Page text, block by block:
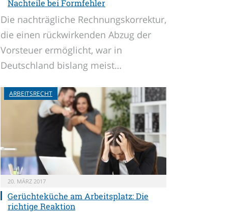
Nachteile bei Formfehler
Die nachträgliche Rechnungskorrektur,
die einen rückwirkenden Abzug der
Vorsteuer ermöglicht, war in
Deutschland bislang meist…
ARBEITSRECHT
20. MÄRZ 2017
Gerüchteküche am Arbeitsplatz: Die
richtige Reaktion